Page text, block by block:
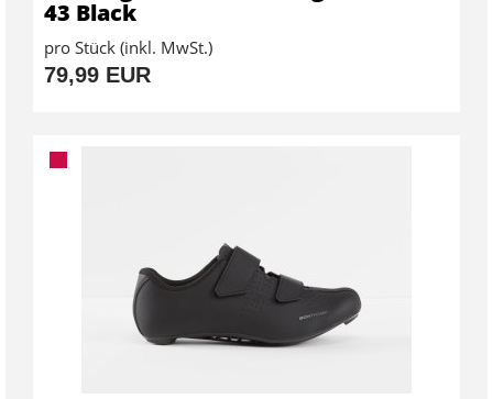
43 Black
pro Stück (inkl. MwSt.)
79,99 EUR